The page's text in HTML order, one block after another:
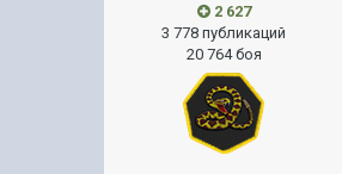
2 627
3 778 публикаций
20 764 боя